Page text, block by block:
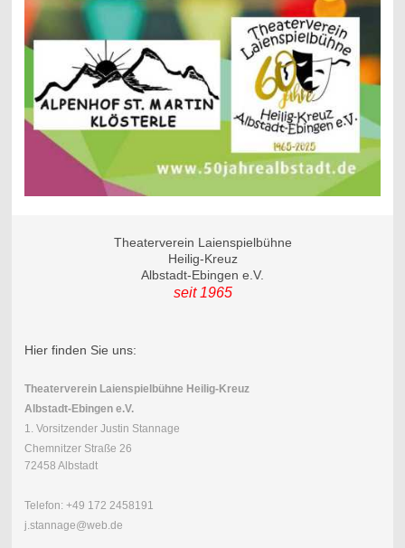
Theaterverein Laienspielbühne
Heilig-Kreuz
Albstadt-Ebingen e.V.
seit 1965
Hier finden Sie uns:
Theaterverein Laienspielbühne Heilig-Kreuz
Albstadt-Ebingen e.V.
1. Vorsitzender Justin Stannage
Chemnitzer Straße 26
72458 Albstadt
Telefon: +49 172 2458191
j.stannage@web.de